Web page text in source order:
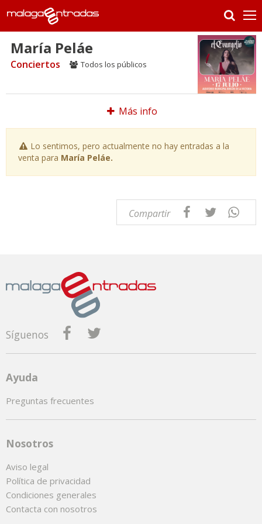
María Peláe
Conciertos Todos los públicos
Más info
Lo sentimos, pero actualmente no hay entradas a la
venta para María Peláe.
Compartir
Síguenos
Ayuda
Preguntas frecuentes
Nosotros
Aviso legal
Política de privacidad
Condiciones generales
Contacta con nosotros